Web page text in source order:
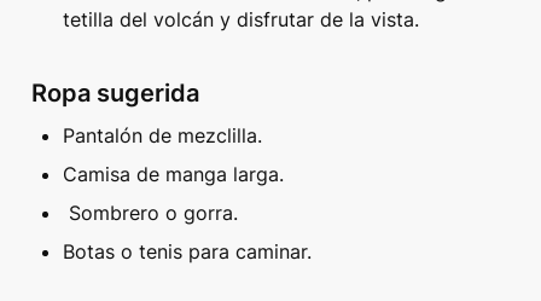
tetilla del volcán y disfrutar de la vista.
Ropa sugerida
Pantalón de mezclilla.
Camisa de manga larga.
Sombrero o gorra.
Botas o tenis para caminar.